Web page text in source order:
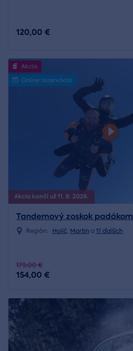
120,00 €
Akcia končí už 11. 8. 2026.
Akcia
Online rezervácia
Tandemový zoskok padákom
Región: Holíč, Martin a 11 ďalších
179,00 €
154,00 €